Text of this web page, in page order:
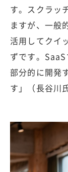
す。スクラッ
ますが、一般
活用してクイ
ずです。
部分的に開発
す」（長谷川氏